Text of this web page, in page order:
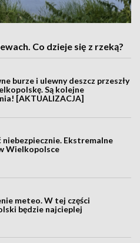
Co dzieje się z rzeką?
burze i ulewny deszcz przeszły
Są kolejne
[AKTUALIZACJA]
niebezpiecznie. Ekstremalne
Wielkopolsce
meteo. W tej części
będzie najcieplej